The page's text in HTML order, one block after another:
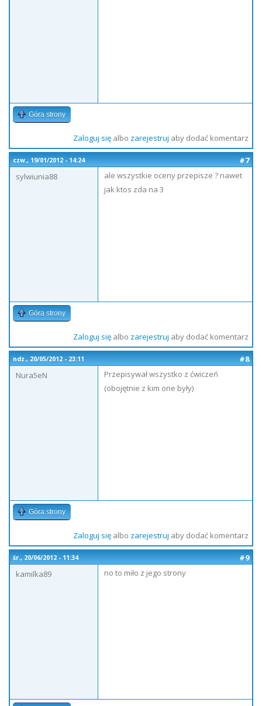
Góra strony
Zaloguj sięalbo zarejestruj aby dodać komentarz
czw., 19/01/2012 - 14:24
#7
sylwiunia88
ale wszystkie oceny przepisze ? nawet
jak ktos zda na 3
Góra strony
Zaloguj sięalbo zarejestruj aby dodać komentarz
ndz., 20/05/2012 - 23:11
#8
Nura5eN
Przepisywał wszystko z ćwiczeń
(obojętnie z kim one były)
Góra strony
Zaloguj sięalbo zarejestruj aby dodać komentarz
śr., 20/06/2012 - 11:34
#9
kamilka89
no to miło z jego strony